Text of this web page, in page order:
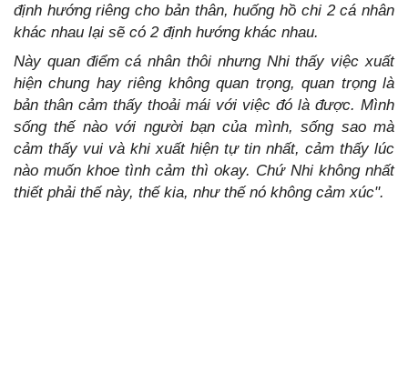
định hướng riêng cho bản thân, huống hồ chi 2 cá nhân
khác nhau lại sẽ có 2 định hướng khác nhau.
Này quan điểm cá nhân thôi nhưng Nhi thấy việc xuất
hiện chung hay riêng không quan trọng, quan trọng là
bản thân cảm thấy thoải mái với việc đó là được. Mình
sống thế nào với người bạn của mình, sống sao mà
cảm thấy vui và khi xuất hiện tự tin nhất, cảm thấy lúc
nào muốn khoe tình cảm thì okay. Chứ Nhi không nhất
thiết phải thế này, thế kia, như thế nó không cảm xúc".